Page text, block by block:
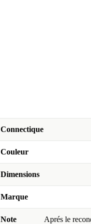
Connectique
Couleur
Dimensions
Marque
Note
Aprés le